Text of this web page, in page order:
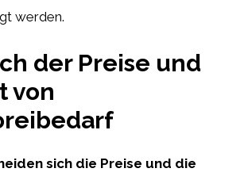
werden.
der Preise und
von
sich die Preise und die